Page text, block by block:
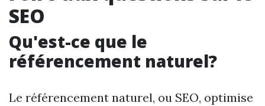
SEO
Qu'est-ce que le
référencement naturel?
Le référencement naturel, ou SEO, optimise